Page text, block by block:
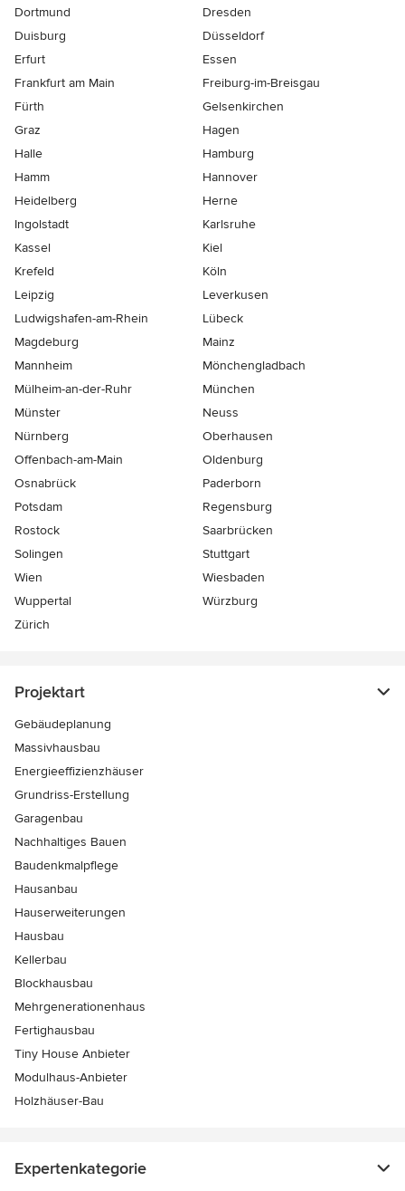
Dortmund
Dresden
Duisburg
Düsseldorf
Erfurt
Essen
Frankfurt am Main
Freiburg-im-Breisgau
Fürth
Gelsenkirchen
Graz
Hagen
Halle
Hamburg
Hamm
Hannover
Heidelberg
Herne
Ingolstadt
Karlsruhe
Kassel
Kiel
Krefeld
Köln
Leipzig
Leverkusen
Ludwigshafen-am-Rhein
Lübeck
Magdeburg
Mainz
Mannheim
Mönchen­gladbach
Mülheim-an-der-Ruhr
München
Münster
Neuss
Nürnberg
Oberhausen
Offenbach-am-Main
Oldenburg
Osnabrück
Paderborn
Potsdam
Regensburg
Rostock
Saarbrücken
Solingen
Stuttgart
Wien
Wiesbaden
Wuppertal
Würzburg
Zürich
Projektart
Gebäudeplanung
Massivhausbau
Energieeffizienzhäuser
Grundriss-Erstellung
Garagenbau
Nachhaltiges Bauen
Baudenkmalpflege
Hausanbau
Hauserweiterungen
Hausbau
Kellerbau
Blockhausbau
Mehrgenerationenhaus
Fertighausbau
Tiny House Anbieter
Modulhaus-Anbieter
Holzhäuser-Bau
Expertenkategorie